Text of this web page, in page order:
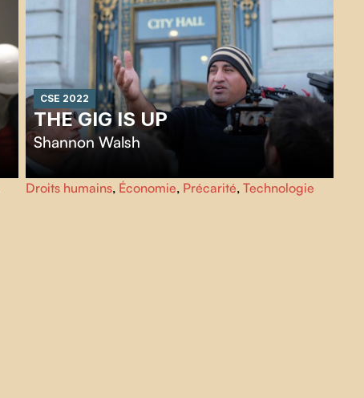
CSE 2022
THE GIG IS UP
Shannon Walsh
Des millions de gens à travers le monde trouvent du
travail à la tâche en ligne. Les conditions de travail sont
Droits humains, Économie, Précarité,Technologie